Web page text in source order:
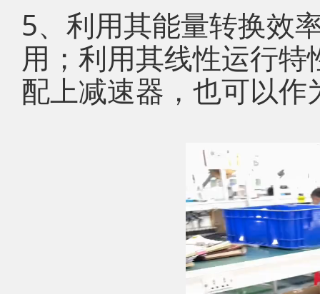
5、利用其能量转换效
用；利用其线性运行
配上减速器，也可以